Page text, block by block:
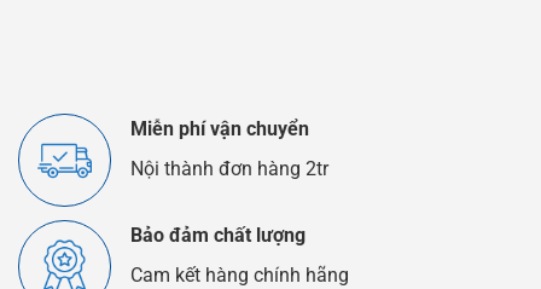
Thế
Miễn phí vận chuyển
Nội thành đơn hàng 2tr
Bảo đảm chất lượng
Cam kết hàng chính hãng